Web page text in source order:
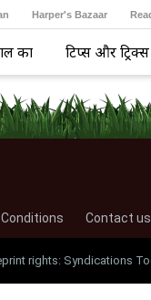
Harper's Bazaar
का टिप्स और ट्रिक्स
Contact us
rights: Syndications